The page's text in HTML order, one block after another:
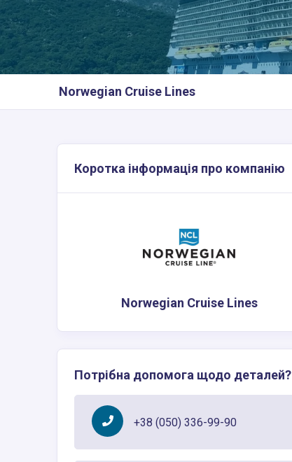
Norwegian Cruise Lines
Коротка інформація про компанію
Norwegian Cruise Lines
Потрібна допомога щодо деталей?
+38 (050) 336-99-90